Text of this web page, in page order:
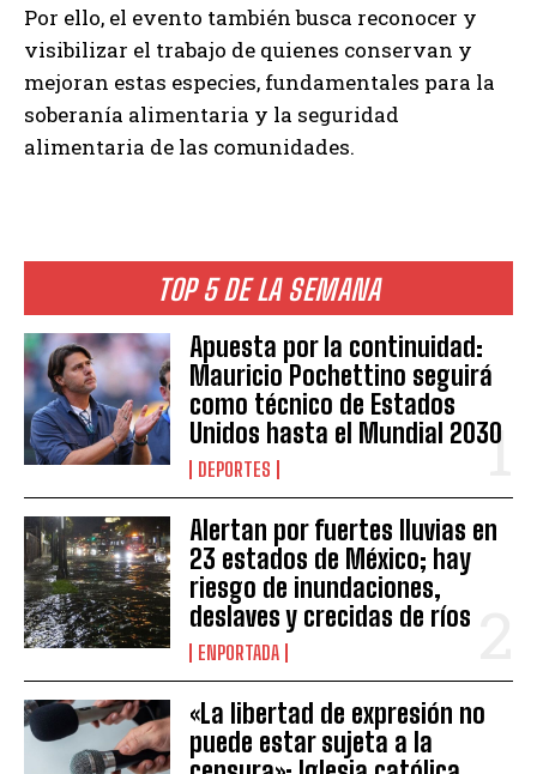
TOP 5 DE LA SEMANA
Apuesta por la continuidad:
Mauricio Pochettino seguirá
como técnico de Estados
Unidos hasta el Mundial 2030
DEPORTES
Alertan por fuertes lluvias en
23 estados de México; hay
riesgo de inundaciones,
deslaves y crecidas de ríos
ENPORTADA
«La libertad de expresión no
puede estar sujeta a la
Por ello, el evento también busca reconocer y
visibilizar el trabajo de quienes conservan y
mejoran estas especies, fundamentales para la
soberanía alimentaria y la seguridad
alimentaria de las comunidades.